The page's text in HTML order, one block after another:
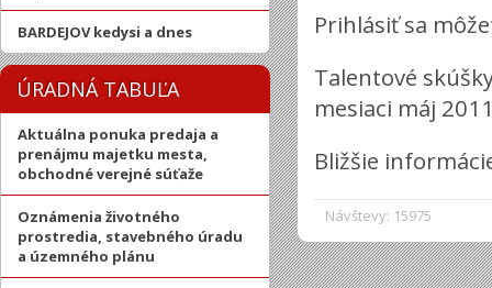
BARDEJOV kedysi a dnes
ÚRADNÁ TABUĽA
Aktuálna ponuka predaja a
prenájmu majetku mesta,
obchodné verejné súťaže
Oznámenia životného
prostredia, stavebného úradu
a územného plánu
Návštevy: 15975
Prihlásiť sa
Talentové
mesiaci máj
Bližšie